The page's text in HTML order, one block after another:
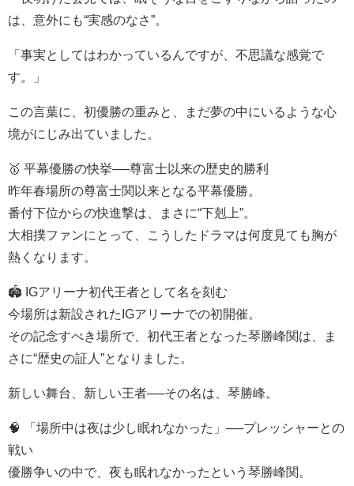
は、意外にも“実感のなさ”。
「事実としてはわかっているんですが、不思議な感覚で
す。」
この言葉に、初優勝の重みと、まだ夢の中にいるような心
境がにじみ出ていました。
🥇 平幕優勝の快挙──尊富士以来の歴史的勝利
昨年春場所の尊富士関以来となる平幕優勝。
番付下位からの快進撃は、まさに“下剋上”。
大相撲ファンにとって、こうしたドラマは何度見ても胸が
熱くなります。
🏟️ IGアリーナ初代王者として名を刻む
今場所は新設されたIGアリーナでの初開催。
その記念すべき場所で、初代王者となった琴勝峰関は、ま
さに“歴史の証人”となりました。
新しい舞台、新しい王者──その名は、琴勝峰。
🧠 「場所中は夜は少し眠れなかった」──プレッシャーとの
戦い
優勝争いの中で、夜も眠れなかったという琴勝峰関。